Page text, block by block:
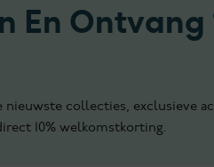
En Ontvang
nieuwste collecties, exclusieve
10% welkomstkorting.